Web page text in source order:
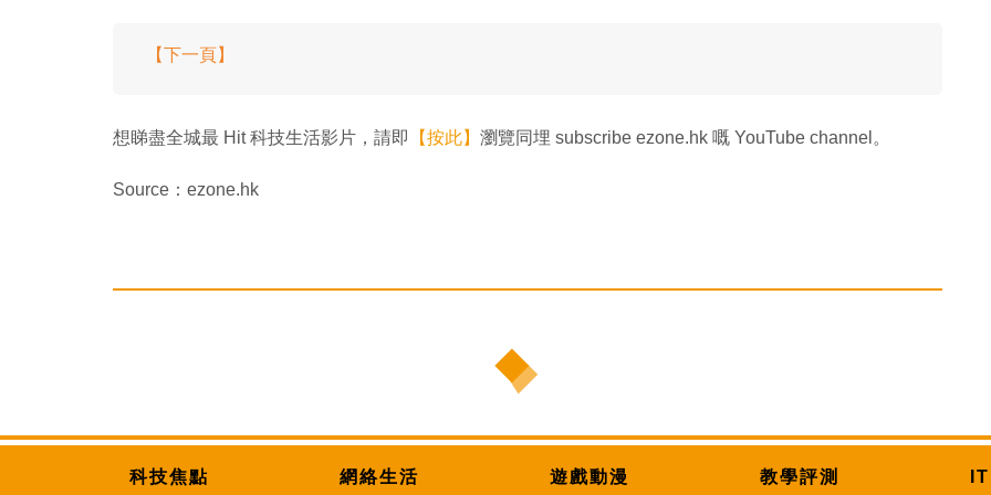
【下一頁】
想睇盡全城最 Hit 科技生活影片，請即 【按此】 瀏覽同埋 subscribe ezone.hk 嘅 YouTube channel。
Source：ezone.hk
科技焦點 網絡生活 遊戲動漫 教學評測